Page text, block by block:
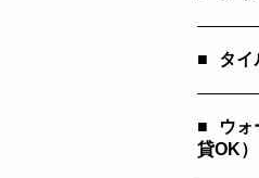
■ タイ
■
ウォ
貸OK）